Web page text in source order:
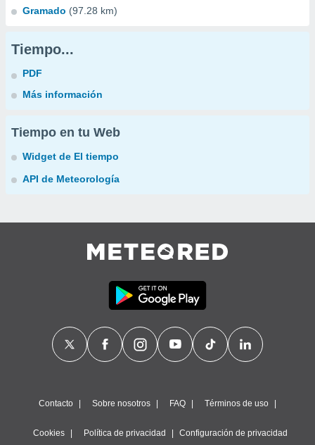
Gramado (97.28 km)
Tiempo...
PDF
Más información
Tiempo en tu Web
Widget de El tiempo
API de Meteorología
Contacto Sobre nosotros FAQ Términos de uso
Cookies Política de privacidad Configuración de privacidad